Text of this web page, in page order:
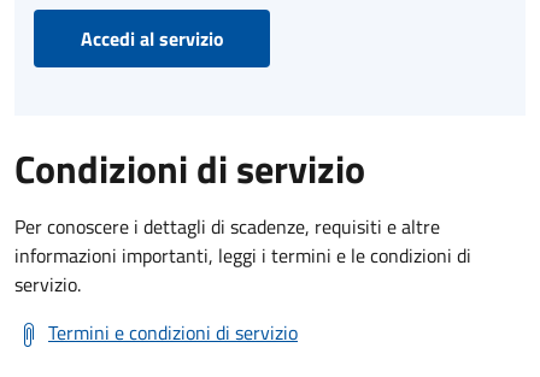
Accedi al servizio
Condizioni di servizio
Per conoscere i dettagli di scadenze, requisiti e altre
informazioni importanti, leggi i termini e le condizioni di
servizio.
Termini e condizioni di servizio